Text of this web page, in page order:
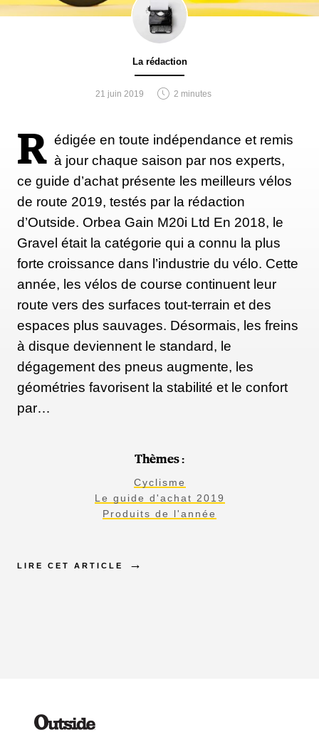
La rédaction
21 juin 2019 2 minutes
R édigée en toute indépendance et remis
à jour chaque saison par nos experts,
ce guide d’achat présente les meilleurs vélos
de route 2019, testés par la rédaction
d’Outside. Orbea Gain M20i Ltd En 2018, le
Gravel était la catégorie qui a connu la plus
forte croissance dans l’industrie du vélo. Cette
année, les vélos de course continuent leur
route vers des surfaces tout-terrain et des
espaces plus sauvages. Désormais, les freins
à disque deviennent le standard, le
dégagement des pneus augmente, les
géométries favorisent la stabilité et le confort
par…
Thèmes :
Cyclisme
Le guide d'achat 2019
Produits de l'année
LIRE CET ARTICLE